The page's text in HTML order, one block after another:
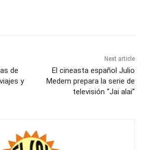
de
y
Next article
El cineasta español Julio
Medem prepara la serie de
televisión “Jai alai”